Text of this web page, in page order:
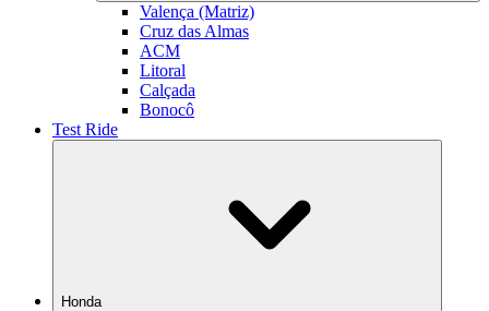
Valença (Matriz)
Cruz das Almas
ACM
Litoral
Calçada
Bonocô
Test Ride
Honda